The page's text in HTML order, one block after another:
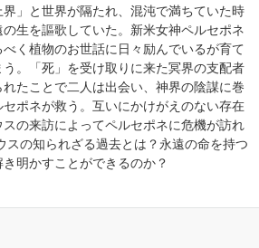
界」と世界が隔たれ、混沌で満ちていた時
生を謳歌していた。新米女神ペルセポネ
く植物のお世話に日々励んでいるが育て
。「死」を受け取りに来た冥界の支配者
たことで二人は出会い、神界の陰謀に巻
ポネが救う。互いにかけがえのない存在
の来訪によってペルセポネに危機が訪れ
の知られざる過去とは？永遠の命を持つ
明かすことができるのか？